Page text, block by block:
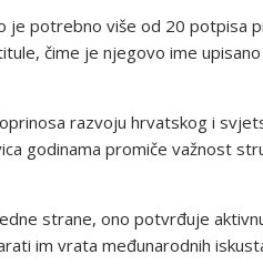
je potrebno više od 20 potpisa
čime je njegovo ime
razvoju hrvatskog i
godinama promiče važnost
strane, ono potvrđuje
im vrata međunarodnih